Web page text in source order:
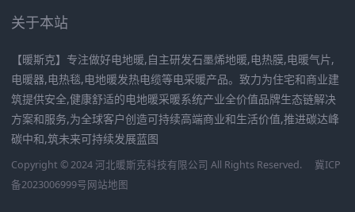
关于本站
【暖斯克】专注做好电地暖,自主研发石墨烯地暖,电热膜,电暖气片,
电暖器,电热毯,电地暖发热电缆等电采暖产品。致力为住宅和商业建
筑提供安全,健康舒适的电地暖采暖系统产业全价值品牌生态链解决
方案和服务,为全球客户创造可持续高端商业和生活价值,推进碳达峰
碳中和,筑未来可持续发展蓝图
Copyright © 2024 河北暖斯克科技有限公司 All Rights Reserved.
冀ICP
备2023006999号网站地图